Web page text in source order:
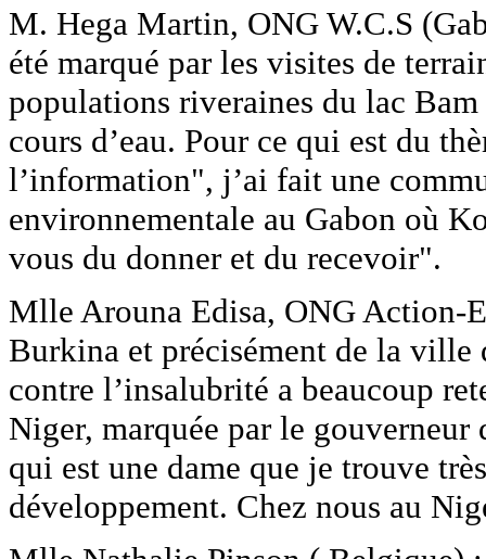
M. Hega Martin, ONG W.C.S
été marqué par les visites de
populations riveraines du lac
cours d’eau. Pour ce qui est du
l’information", j’ai fait une
environnementale au Gabon où
vous du donner et du recevoir".
Mlle Arouna Edisa, ONG Action-
Burkina et précisément de la ville
contre l’insalubrité a beaucoup
Niger, marquée par le
qui est une dame que je trouve
développement. Chez nous au